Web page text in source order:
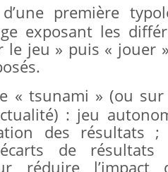
première
exposant les
le jeu » puis « jouer
« tsunami » (ou
: jeu
des résultats
de
réduire l’impact